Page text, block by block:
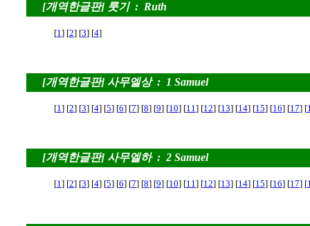
[개역한글판] 룻기 : Ruth
[1] [2] [3] [4]
[개역한글판] 사무엘상 : 1 Samuel
[1] [2] [3] [4] [5] [6] [7] [8] [9] [10] [11] [12] [13] [14] [15] [16] [17] [
[개역한글판] 사무엘하 : 2 Samuel
[1] [2] [3] [4] [5] [6] [7] [8] [9] [10] [11] [12] [13] [14] [15] [16] [17] [